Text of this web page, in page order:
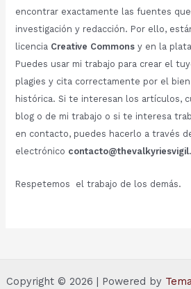
encontrar exactamente las fuentes
investigación y redacción. Por ello,
licencia Creative Commonsy en la
Puedes usar mi trabajo para crear el
plagies y cita correctamente por el
histórica. Si te interesan los artículos,
blog o de mi trabajo o si te interesa
en contacto, puedes hacerlo a través
electrónico
Respetemos el trabajo de los demás.
Copyright © 2026 | Powered by